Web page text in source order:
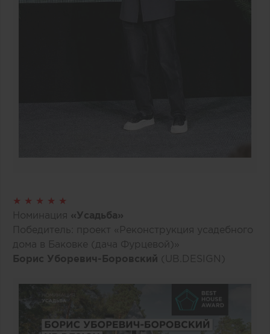
★ ★ ★ ★ ★
Номинация «Усадьба»
Победитель: проект «Реконструкция усадебного
дома в Баковке (дача Фурцевой)»
Борис Уборевич-Боровский (UB.DESIGN)